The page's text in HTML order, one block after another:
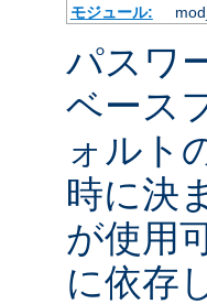
モジュール:
パスワ
ベース
ォルト
時に決
が使用
に依存